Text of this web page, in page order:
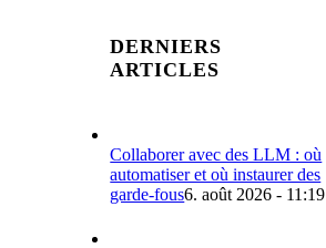
DERNIERS
ARTICLES
Collaborer avec des LLM : où
automatiser et où instaurer des
garde-fous6. août 2026 - 11:19